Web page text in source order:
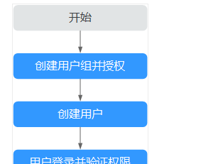
像
索
场